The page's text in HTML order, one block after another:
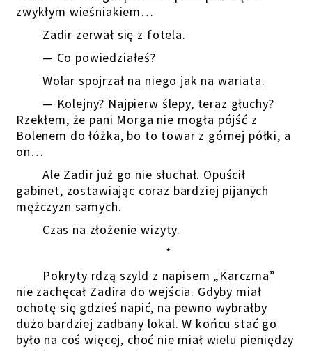
zwykłym wieśniakiem…
Zadir zerwał się z fotela.
— Co powiedziałeś?
Wolar spojrzał na niego jak na wariata.
— Kolejny? Najpierw ślepy, teraz głuchy?
Rzekłem, że pani Morga nie mogła pójść z
Bolenem do łóżka, bo to towar z górnej półki, a
on…
Ale Zadir już go nie słuchał. Opuścił
gabinet, zostawiając coraz bardziej pijanych
mężczyzn samych.
Czas na złożenie wizyty.
*
Pokryty rdzą szyld z napisem „Karczma”
nie zachęcał Zadira do wejścia. Gdyby miał
ochotę się gdzieś napić, na pewno wybrałby
dużo bardziej zadbany lokal. W końcu stać go
było na coś więcej, choć nie miał wielu pieniędzy